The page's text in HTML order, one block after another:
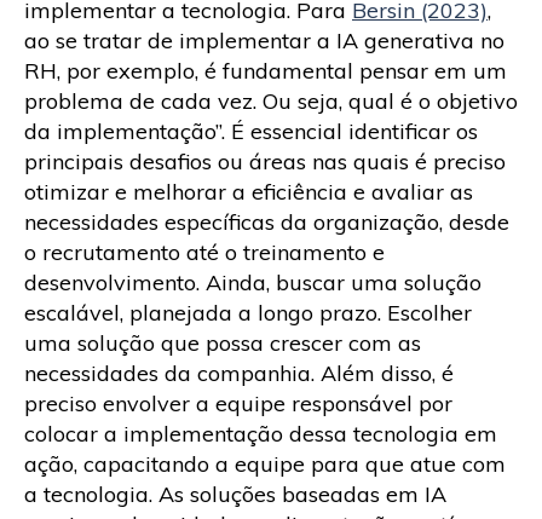
implementar a tecnologia. Para Bersin (2023),
ao se tratar de implementar a IA generativa no
RH, por exemplo, é fundamental pensar em um
problema de cada vez. Ou seja, qual é o objetivo
da implementação”. É essencial identificar os
principais desafios ou áreas nas quais é preciso
otimizar e melhorar a eficiência e avaliar as
necessidades específicas da organização, desde
o recrutamento até o treinamento e
desenvolvimento. Ainda, buscar uma solução
escalável, planejada a longo prazo. Escolher
uma solução que possa crescer com as
necessidades da companhia. Além disso, é
preciso envolver a equipe responsável por
colocar a implementação dessa tecnologia em
ação, capacitando a equipe para que atue com
a tecnologia. As soluções baseadas em IA